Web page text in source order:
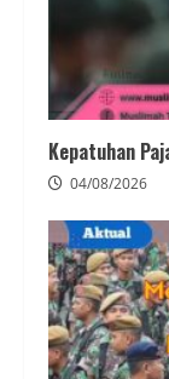
Kepatuhan
04/08/2026